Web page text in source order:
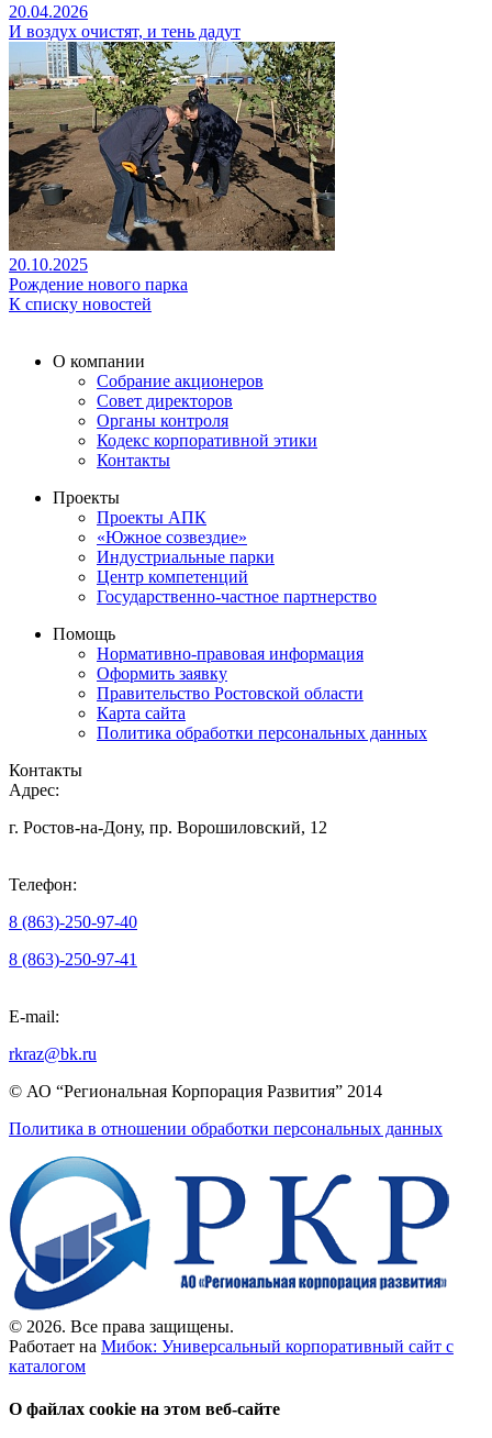
20.04.2026
И воздух очистят, и тень дадут
20.10.2025
Рождение нового парка
К списку новостей
О компании
Собрание акционеров
Совет директоров
Органы контроля
Кодекс корпоративной этики
Контакты
Проекты
Проекты АПК
«Южное созвездие»
Индустриальные парки
Центр компетенций
Государственно-частное партнерство
Помощь
Нормативно-правовая информация
Оформить заявку
Правительство Ростовской области
Карта сайта
Политика обработки персональных данных
Контакты
Адрес:
г. Ростов-на-Дону, пр. Ворошиловский, 12
Телефон:
8 (863)-250-97-40
8 (863)-250-97-41
E-mail:
rkraz@bk.ru
© АО “Региональная Корпорация Развития” 2014
Политика в отношении обработки персональных данных
© 2026. Все права защищены.
Работает на Мибок: Универсальный корпоративный сайт с
каталогом
О файлах cookie на этом веб-сайте